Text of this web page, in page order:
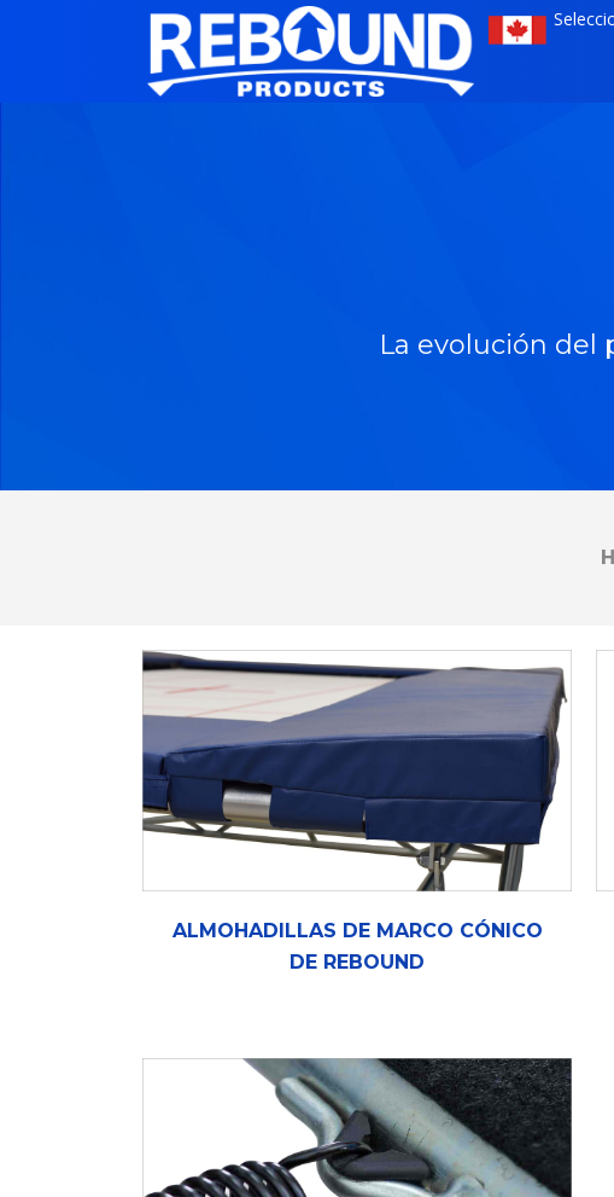
La evolución del
ALMOHADILLAS DE MARCO CÓNICO
DE REBOUND